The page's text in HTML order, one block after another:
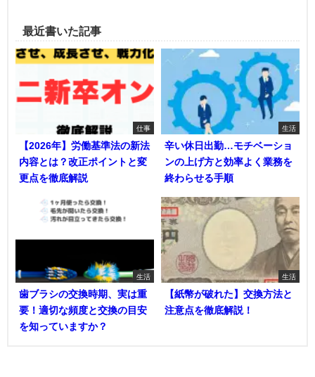
最近書いた記事
仕事
【2026年】労働基準法の新法
内容とは？改正ポイントと変
更点を徹底解説
生活
辛い休日出勤…モチベーショ
ンの上げ方と効率よく業務を
終わらせる手順
生活
歯ブラシの交換時期、実は重
要！適切な頻度と交換の目安
を知っていますか？
生活
【紙幣が破れた】交換方法と
注意点を徹底解説！